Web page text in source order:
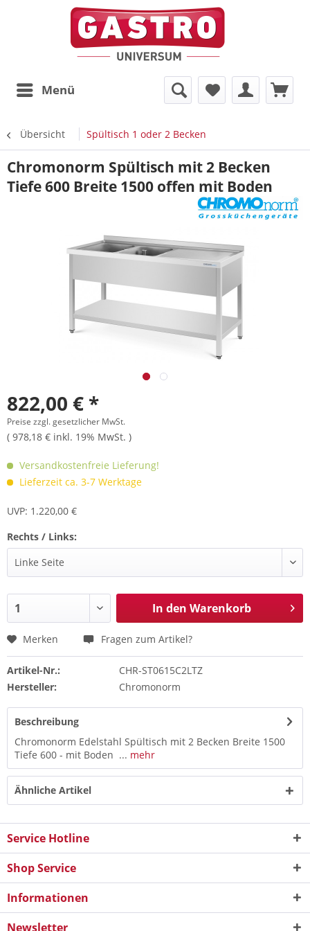
Menü
Übersicht Spültisch 1 oder 2 Becken
Chromonorm Spültisch mit 2 Becken
Tiefe 600 Breite 1500 offen mit Boden
822,00 € *
Preise zzgl. gesetzlicher MwSt.
( 978,18 € inkl. 19% MwSt. )
Versandkostenfreie Lieferung!
Lieferzeit ca. 3-7 Werktage
UVP: 1.220,00 €
Rechts / Links:
In den Warenkorb
Merken Fragen zum Artikel?
Artikel-Nr.:
CHR-ST0615C2LTZ
Hersteller:
Chromonorm
Beschreibung
Chromonorm Edelstahl Spültisch mit 2 Becken Breite 1500
Tiefe 600 - mit Boden ... mehr
Ähnliche Artikel
Service Hotline
Shop Service
Informationen
Newsletter